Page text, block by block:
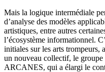
Mais la logique intermédiale
d’analyse des modèles
artistiques, entre autres
l’écosystème informationnel.
initiales sur les arts trompeurs,
un nouveau collectif, le groupe
ARCANES, qui a élargi le